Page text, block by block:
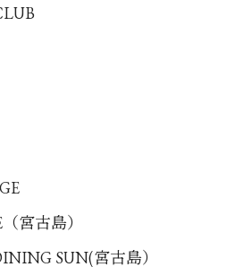
宮古島）
SUN(宮古島）